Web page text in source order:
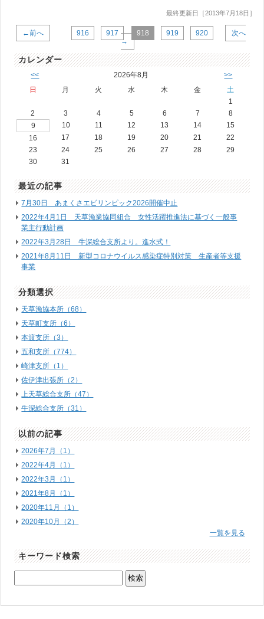
最終更新日［2013年7月18日］
←前へ 916 917 918 919 920
次へ
→
カレンダー
<< 2026年8月 >>
日 月 火 水 木 金
土
1
2
3 4 5 6 7
8
9
10 11 12 13 14
15
16
17 18 19 20 21
22
23
24 25 26 27 28
29
30
31
最近の記事
7月30日 あまくさエビリンピック2026開催中止
2022年4月1日 天草漁業協同組合 女性活躍推進法に基づく一般事
業主行動計画
2022年3月28日 牛深総合支所より。進水式！
2021年8月11日 新型コロナウイルス感染症特別対策 生産者等支援
事業
分類選択
天草漁協本所（68）
天草町支所（6）
本渡支所（3）
五和支所（774）
崎津支所（1）
佐伊津出張所（2）
上天草総合支所（47）
牛深総合支所（31）
以前の記事
2026年7月（1）
2022年4月（1）
2022年3月（1）
2021年8月（1）
2020年11月（1）
2020年10月（2）
一覧を見る
キーワード検索